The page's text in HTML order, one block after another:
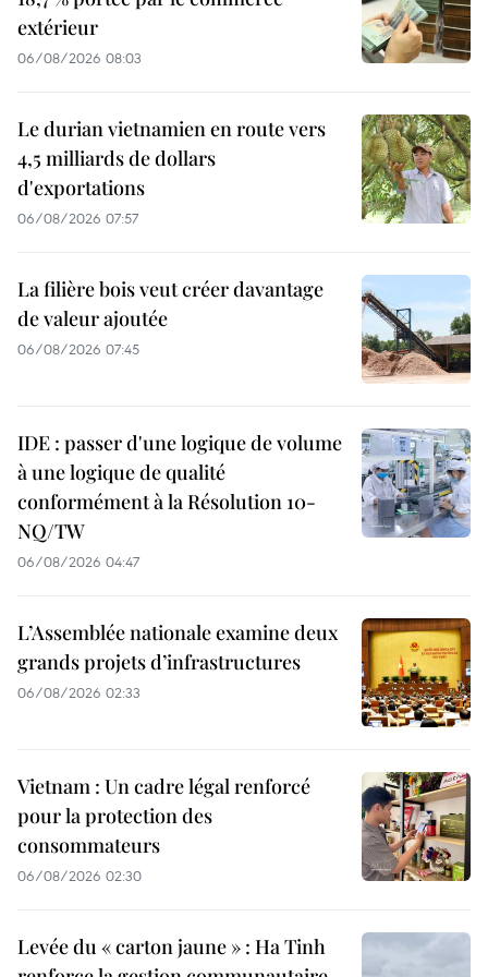
extérieur
06/08/2026 08:03
Le durian vietnamien en route vers
4,5 milliards de dollars
d'exportations
06/08/2026 07:57
La filière bois veut créer davantage
de valeur ajoutée
06/08/2026 07:45
IDE : passer d'une logique de volume
à une logique de qualité
conformément à la Résolution 10-
NQ/TW
06/08/2026 04:47
L’Assemblée nationale examine deux
grands projets d’infrastructures
06/08/2026 02:33
Vietnam : Un cadre légal renforcé
pour la protection des
consommateurs
06/08/2026 02:30
Levée du « carton jaune » : Ha Tinh